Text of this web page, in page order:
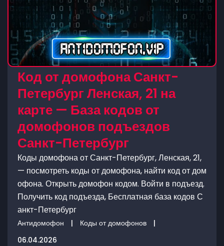
Код от домофона Санкт-
Петербург Ленская, 21 на
карте — База кодов от
домофонов подъездов
Санкт-Петербург
Коды домофона от Санкт-Петербург, Ленская, 21,
— посмотреть коды от домофона, найти код от дом
офона. Открыть домофон кодом. Войти в подъезд.
Получить код подъезда, Бесплатная база кодов С
анкт-Петербург
Антидомофон | Коды от домофонов
|
06.04.2026